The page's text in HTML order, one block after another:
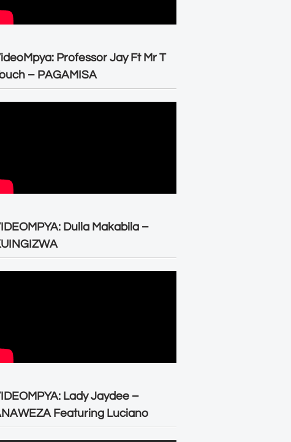
Professor Jay Ft Mr T
– PAGAMISA
Dulla Makabila –
Lady Jaydee –
Featuring Luciano